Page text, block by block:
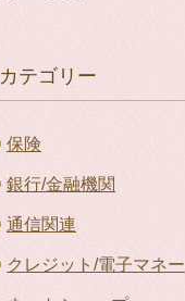
カテゴリー
保険
銀行/金融機関
通信関連
クレジット/電子マネー